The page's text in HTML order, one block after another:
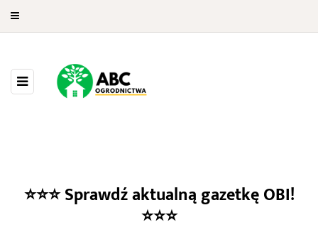
OBI Gdańsk ul. Kołobrzeska
⭐⭐⭐Sprawdź aktualną gazetkę OBI!
⭐⭐⭐